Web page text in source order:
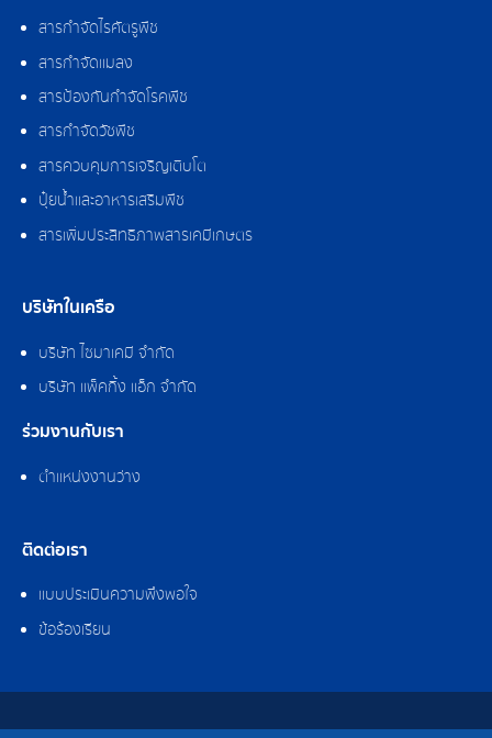
สารกำจัดไรศัตรูพืช
สารกำจัดแมลง
สารป้องกันกำจัดโรคพืช
สารกำจัดวัชพืช
สารควบคุมการเจริญเติบโต
ปุ๋ยน้ำและอาหารเสริมพืช
สารเพิ่มประสิทธิภาพสารเคมีเกษตร
บริษัทในเครือ
บริษัท ไซมาเคมี จำกัด
บริษัท แพ็คกิ้ง แอ็ก จำกัด
ร่วมงานกับเรา
ตำแหน่งงานว่าง
ติดต่อเรา
แบบประเมินความพึงพอใจ
ข้อร้องเรียน